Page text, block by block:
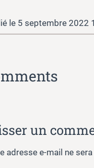
5 septembre 2022
un
adresse e-mail ne